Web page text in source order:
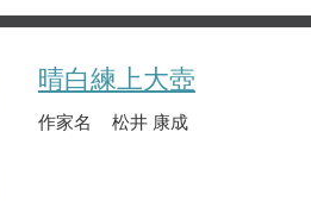
晴白練上大壺
作家名 松井 康成